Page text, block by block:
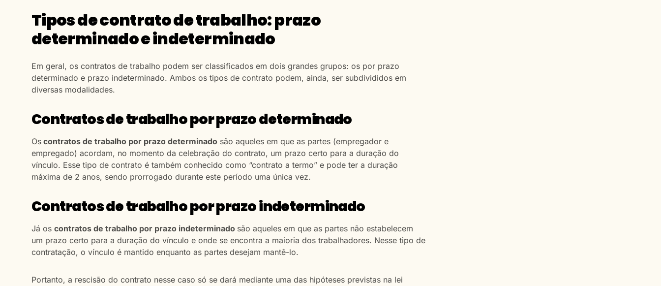
Tipos de contrato de trabalho: prazo
determinado e indeterminado
Em geral, os contratos de trabalho podem ser classificados em dois grandes grupos: os por prazo
determinado e prazo indeterminado. Ambos os tipos de contrato podem, ainda, ser subdivididos em
diversas modalidades.
Contratos de trabalho por prazo determinado
Os contratos de trabalho por prazo determinado são aqueles em que as partes (empregador e
empregado) acordam, no momento da celebração do contrato, um prazo certo para a duração do
vínculo. Esse tipo de contrato é também conhecido como “contrato a termo” e pode ter a duração
máxima de 2 anos, sendo prorrogado durante este período uma única vez.
Contratos de trabalho por prazo indeterminado
Já os contratos de trabalho por prazo indeterminado são aqueles em que as partes não estabelecem
um prazo certo para a duração do vínculo e onde se encontra a maioria dos trabalhadores. Nesse tipo de
contratação, o vínculo é mantido enquanto as partes desejam mantê-lo.
Portanto, a rescisão do contrato nesse caso só se dará mediante uma das hipóteses previstas na lei